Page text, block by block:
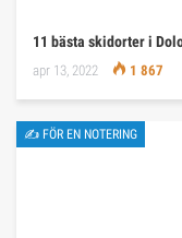
11 bästa skidorter i
apr 13, 2022 1 867
✍ FÖR EN NOTERING